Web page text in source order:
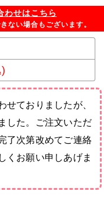
わせはこちら
ない場合もございます。
せておりましたが、
した。ご注文いただ
了次第改めてご連絡
くお願い申しあげま